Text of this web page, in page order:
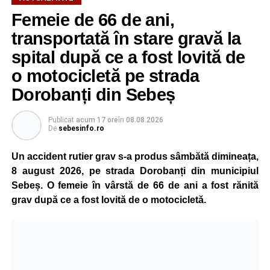
Femeie de 66 de ani,
transportată în stare gravă la
spital după ce a fost lovită de
o motocicletă pe strada
Dorobanți din Sebeș
Publicat acum 17 oreîn 08.08.2026
De sebesinfo.ro
Un accident rutier grav s-a produs sâmbătă dimineața,
8 august 2026, pe strada Dorobanți din municipiul
Sebeș. O femeie în vârstă de 66 de ani a fost rănită
grav după ce a fost lovită de o motocicletă.